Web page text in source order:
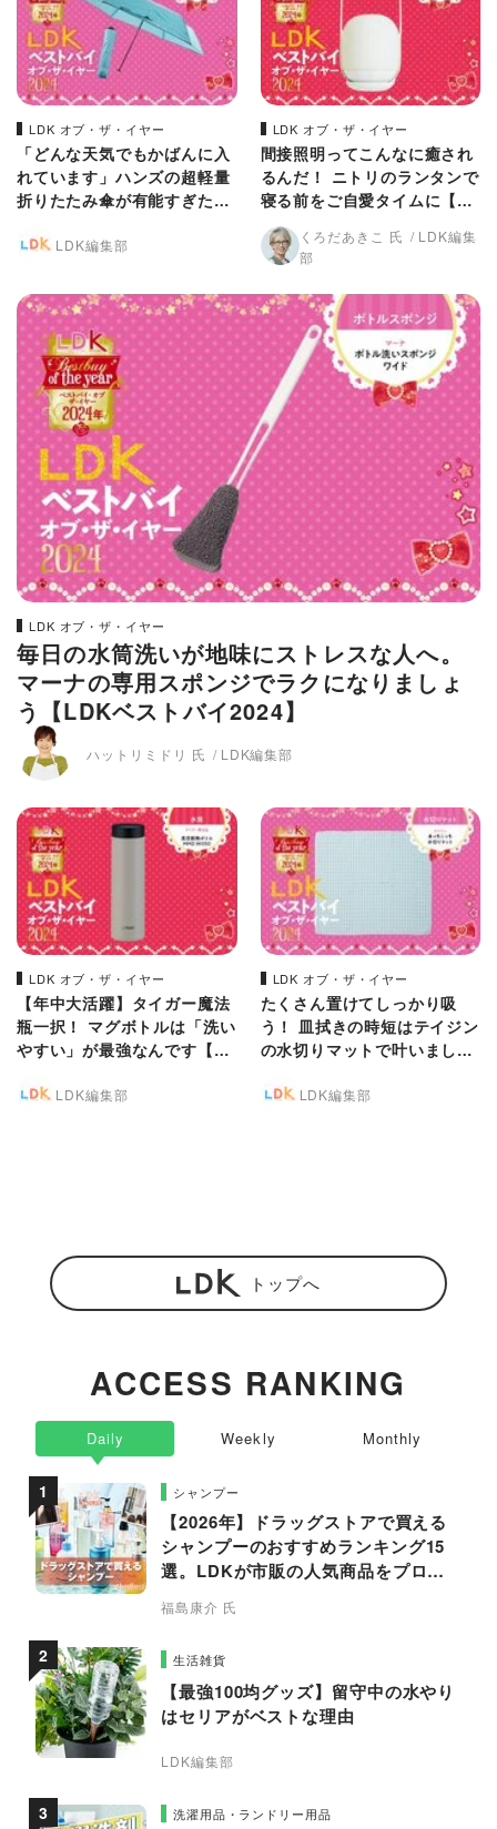
LDK オブ・ザ・イヤー
「どんな天気でもかばんに入
れています」ハンズの超軽量
折りたたみ傘が有能すぎた
LDK編集部
LDK オブ・ザ・イヤー
間接照明ってこんなに癒され
るんだ！ ニトリのランタンで
寝る前をご自愛タイムに【LD
Kベストバイ2024】
くろだあきこ 氏
LDK編集
部
LDK オブ・ザ・イヤー
毎日の水筒洗いが地味にストレスな人へ。
マーナの専用スポンジでラクになりましょ
う【LDKベストバイ2024】
ハットリミドリ 氏 LDK編集部
LDK オブ・ザ・イヤー
【年中大活躍】タイガー魔法
瓶一択！ マグボトルは「洗い
やすい」が最強なんです【LD
LDK編集部
LDK オブ・ザ・イヤー
たくさん置けてしっかり吸
う！ 皿拭きの時短はテイジン
の水切りマットで叶いました
LDK編集部
トップへ
ACCESS RANKING
Daily
シャンプー
【2026年】ドラッグストアで買える
シャンプーのおすすめランキング15
選。LDKが市販の人気商品をプロと
福島康介 氏
生活雑貨
【最強100均グッズ】留守中の水やり
はセリアがベストな理由
LDK編集部
洗濯用品・ランドリー用品
Weekly Monthly